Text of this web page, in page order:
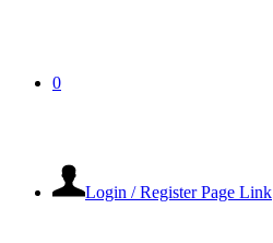
0
Login / Register Page Link